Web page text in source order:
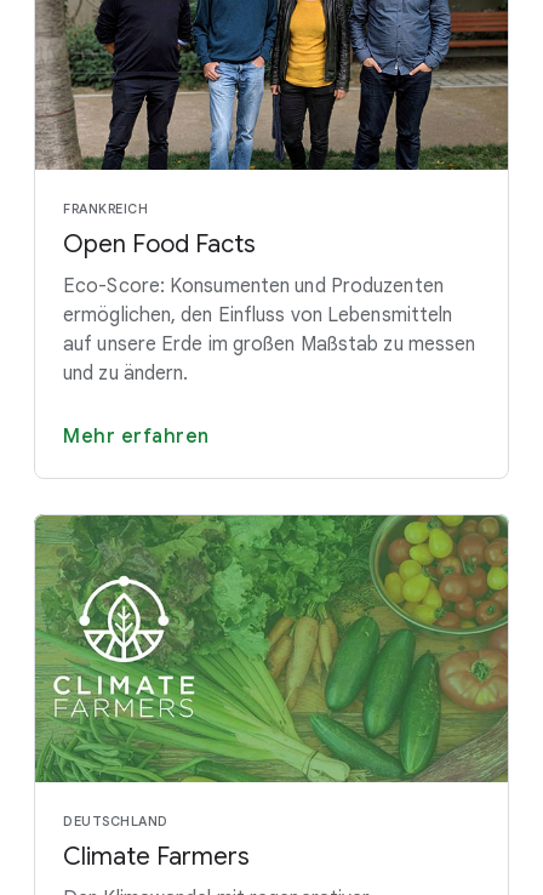
FRANKREICH
Open Food Facts
Eco-Score: Konsumenten und Produzenten
ermöglichen, den Einfluss von Lebensmitteln
auf unsere Erde im großen Maßstab zu messen
und zu ändern.
Mehr erfahren
DEUTSCHLAND
Climate Farmers